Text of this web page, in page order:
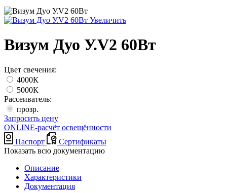
Увеличить
Визум Дуо У.V2 60Вт
Цвет свечения:
4000К
5000К
Рассеиватель:
прозр.
Запросить цену
ONLINE-расчёт освещённости
Паспорт
Сертификаты
Показать всю документацию
Описание
Характеристики
Документация